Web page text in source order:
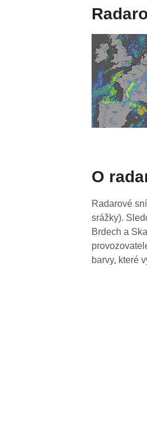
O
Radarové
srážky).
Brdech a
barvy, které